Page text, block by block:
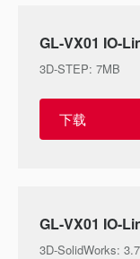
GL-VX01 IO-
3D-STEP: 7MB
下载
GL-VX01 IO-
3D-SolidWorks: